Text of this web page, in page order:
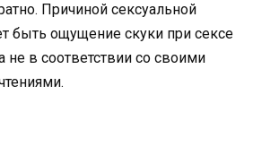
Причиной сексуальной
быть ощущение скуки при сексе
не в соответствии со своими